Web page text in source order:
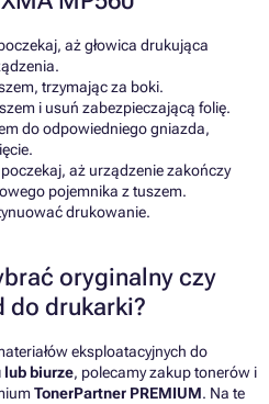
aż głowica drukująca
trzymając za boki.
i usuń zabezpieczającą folię.
do odpowiedniego gniazda,
aż urządzenie zakończy
pojemnika z tuszem.
drukowanie.
oryginalny czy
do drukarki?
eksploatacyjnych do
lub biurze, polecamy zakup tonerów i
TonerPartner PREMIUM. Na te